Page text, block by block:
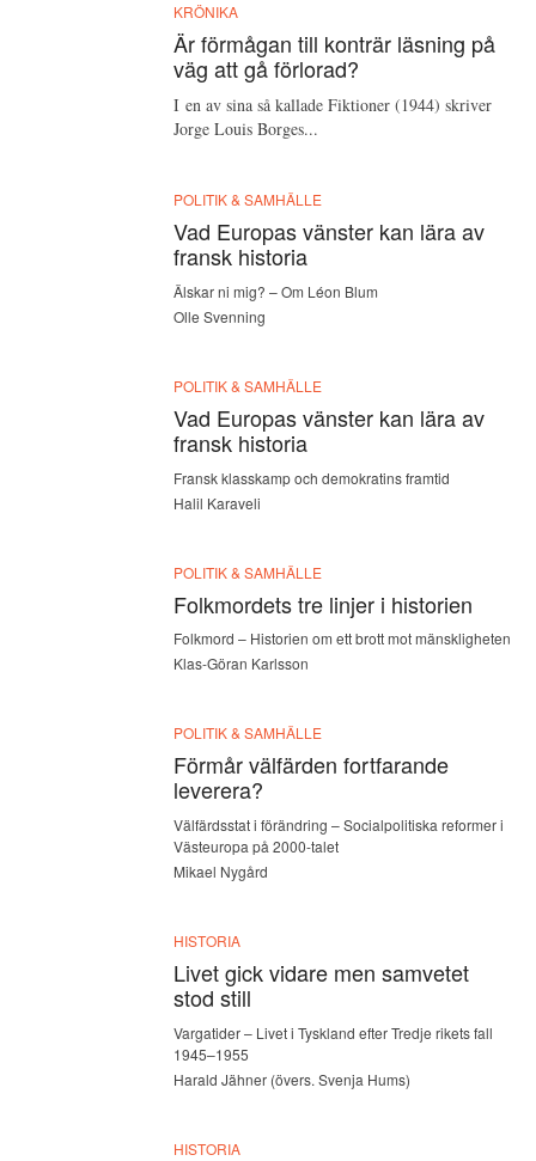
KRÖNIKA
Är förmågan till konträr läsning på
väg att gå förlorad?
I en av sina så kallade Fiktioner (1944) skriver
Jorge Louis Borges...
POLITIK & SAMHÄLLE
Vad Europas vänster kan lära av
fransk historia
Älskar ni mig? – Om Léon Blum
Olle Svenning
POLITIK & SAMHÄLLE
Vad Europas vänster kan lära av
fransk historia
Fransk klasskamp och demokratins framtid
Halil Karaveli
POLITIK & SAMHÄLLE
Folkmordets tre linjer i historien
Folkmord – Historien om ett brott mot mänskligheten
Klas-Göran Karlsson
POLITIK & SAMHÄLLE
Förmår välfärden fortfarande
leverera?
Välfärdsstat i förändring – Socialpolitiska reformer i
Västeuropa på 2000-talet
Mikael Nygård
HISTORIA
Livet gick vidare men samvetet
stod still
Vargatider – Livet i Tyskland efter Tredje rikets fall
1945–1955
Harald Jähner (övers. Svenja Hums)
HISTORIA